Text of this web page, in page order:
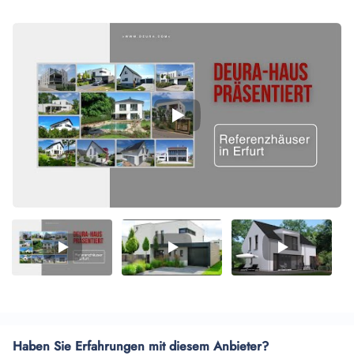
Video
1
Video
2
Video
3
Haben Sie Erfahrungen mit diesem Anbieter?